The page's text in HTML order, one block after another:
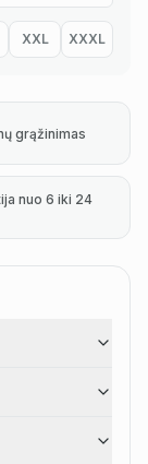
XXL XXXL
grąžinimas
nuo 6 iki 24